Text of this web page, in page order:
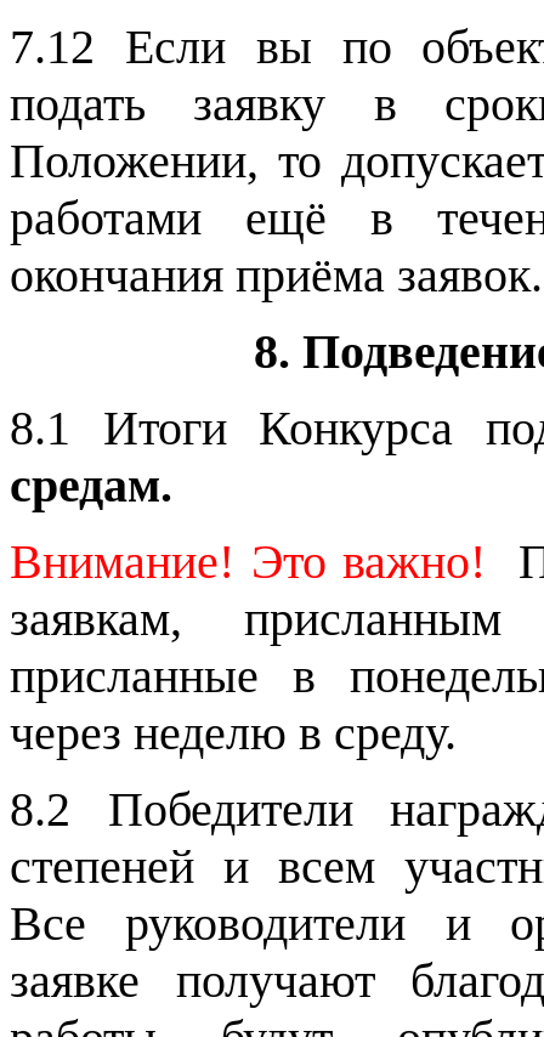
7.12 Если вы по
подать заявку в
Положении, то
работами ещё в
окончания приёма заявок.
8.
8.1 Итоги Конкурса
средам.
Внимание! Это важно!
заявкам,
присланные в
через неделю в среду.
8.2 Победители
степеней и всем
Все руководители и
заявке получают